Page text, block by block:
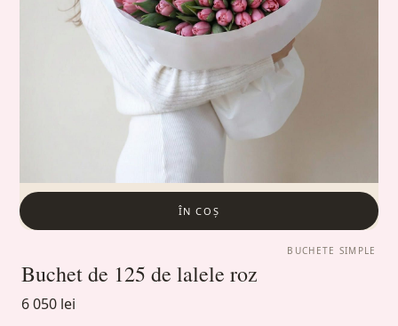
ÎN COȘ
BUCHETE SIMPLE
Buchet de 125 de lalele roz
6 050 lei